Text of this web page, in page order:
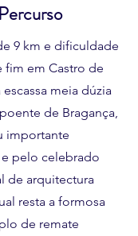
9 km e dificuldade
fim em Castro de
meia dúzia
de Bragança,
importante
pelo celebrado
de arquitectura
resta a formosa
de remate